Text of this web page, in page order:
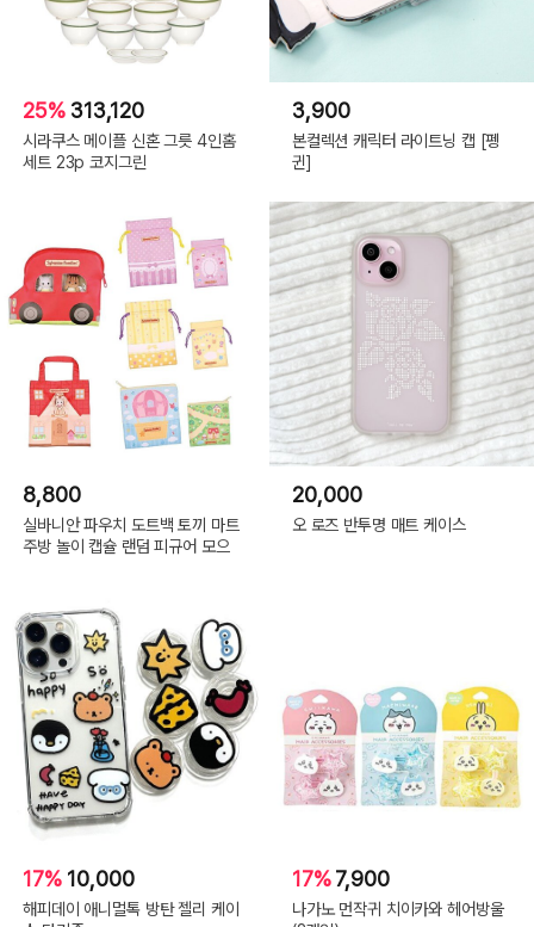
25% 313,120
시라쿠스 메이플 신혼 그릇 4인홈
세트 23p 코지그린
3,900
본컬렉션 캐릭터 라이트닝 캡 [펭
귄]
8,800
실바니안 파우치 도트백 토끼 마트
주방 놀이 캡슐 랜덤 피규어 모으
20,000
오 로즈 반투명 매트 케이스
17% 10,000
해피데이 애니멀톡 방탄 젤리 케이
17%7,900
나가노 먼작귀 치이카와 헤어방울